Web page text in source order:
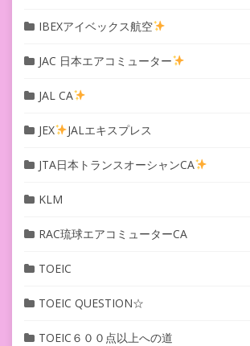
IBEXアイベックス航空
JAC 日本エアコミューター
JAL CA
JEX JALエキスプレス
JTA日本トランスオーシャンCA
KLM
RAC琉球エアコミューターCA
TOEIC
TOEIC QUESTION☆
TOEIC６００点以上への道